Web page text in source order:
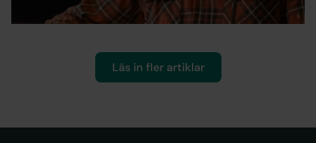
Lisa Wallström/Marczak & Utterström • 28 okt. 2025
Läs in fler artiklar